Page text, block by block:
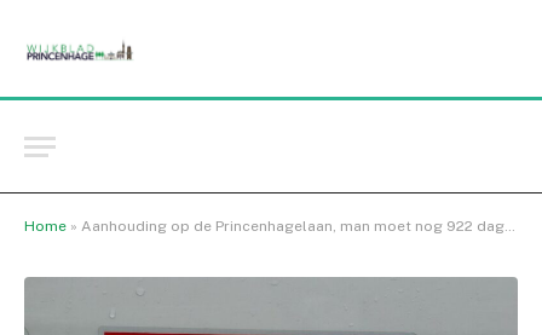
Home » Aanhouding op de Princenhagelaan, man moet nog 922 dagen zitten